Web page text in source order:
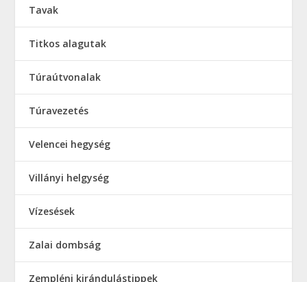
Tavak
Titkos alagutak
Túraútvonalak
Túravezetés
Velencei hegység
Villányi helgység
Vízesések
Zalai dombság
Zempléni kirándulástippek